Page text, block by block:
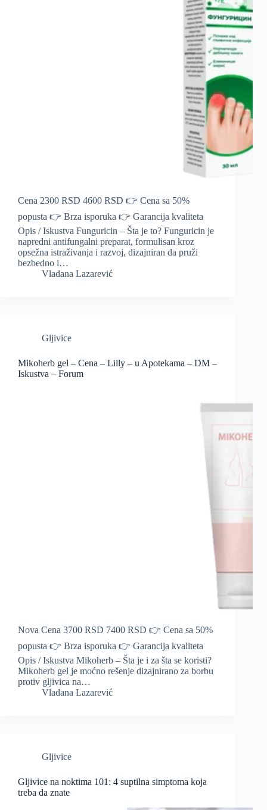
Cena 2300 RSD 4600 RSD 👉 Cena sa 50%
popusta 👉 Brza isporuka 👉 Garancija kvaliteta
Opis / Iskustva Funguricin – Šta je to? Funguricin je
napredni antifungalni preparat, formulisan kroz
opsežna istraživanja i razvoj, dizajniran da pruži
bezbedno i…
Vladana Lazarević
Gljivice
Mikoherb gel – Cena – Lilly – u Apotekama – DM –
Iskustva – Forum
Nova Cena 3700 RSD 7400 RSD 👉 Cena sa 50%
popusta 👉 Brza isporuka 👉 Garancija kvaliteta
Opis / Iskustva Mikoherb – Šta je i za šta se koristi?
Mikoherb gel je moćno rešenje dizajnirano za borbu
protiv gljivica na…
Vladana Lazarević
Gljivice
Gljivice na noktima 101: 4 suptilna simptoma koja
treba da znate